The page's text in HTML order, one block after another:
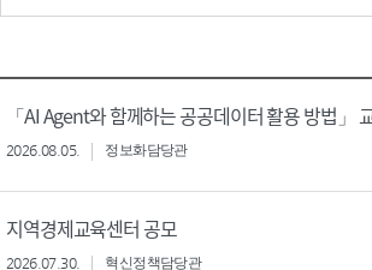
「AI Agent와 함께하는 공공데이터 활용 방법」
2026.08.05. 정보화담당관
지역경제교육센터 공모
2026.07.30. 혁신정책담당관